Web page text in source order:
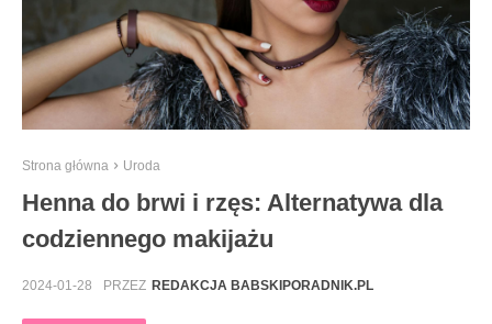
Strona główna Uroda
Henna do brwi i rzęs: Alternatywa dla
codziennego makijażu
2024-01-28 PRZEZ REDAKCJA BABSKIPORADNIK.PL